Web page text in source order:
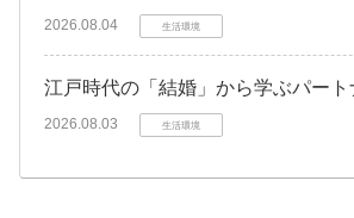
2026.08.04 生活環境
江戸時代の「結婚」から学ぶパー
2026.08.03 生活環境